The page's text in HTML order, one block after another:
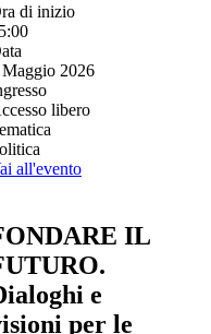
di inizio
Maggio 2026
libero
all'evento
IL
e
per le